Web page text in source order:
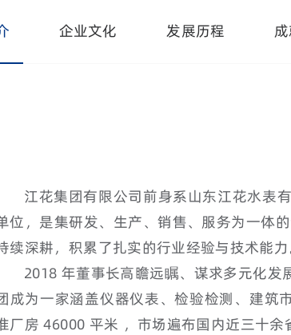
企业文化 发展历程
江花集团有限公司前身系山东江花水表
位，是集研发、生产、销售、服务为一体
续深耕，积累了扎实的行业经验与技术能力
2018 年董事长高瞻远瞩、谋求多元化发
成为一家涵盖仪器仪表、检验检测、建筑
厂房 46000 平米 ，市场遍布国内近三十余